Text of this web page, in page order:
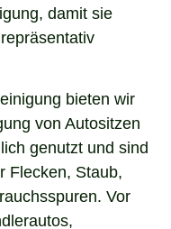
damit sie
bieten wir
von Autositzen
genutzt und sind
Flecken, Staub,
Vor